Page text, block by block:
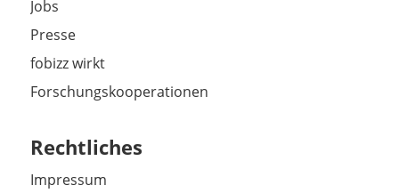
Jobs
Presse
fobizz wirkt
Forschungskooperationen
Rechtliches
Impressum